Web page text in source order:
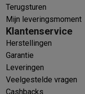
Terugsturen
Mijn leveringsmoment
Klantenservice
Herstellingen
Garantie
Leveringen
Veelgestelde vragen
Cashbacks